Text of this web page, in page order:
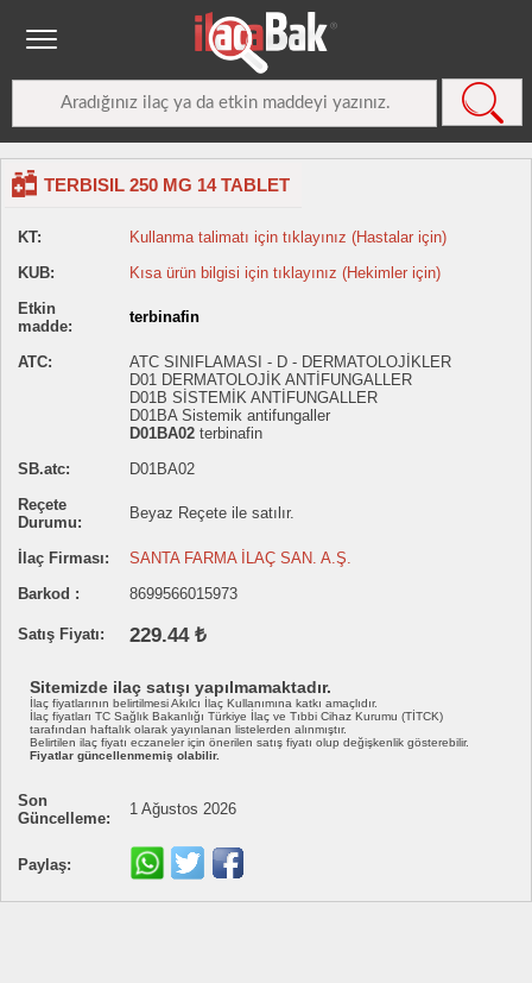
TERBISIL 250 MG 14 TABLET
KT:
Kullanma talimatı için tıklayınız (Hastalar için)
KUB:
Kısa ürün bilgisi için tıklayınız (Hekimler için)
Etkin
madde:
terbinafin
ATC:
ATC SINIFLAMASI - D - DERMATOLOJİKLER
D01 DERMATOLOJİK ANTİFUNGALLER
D01B SİSTEMİK ANTİFUNGALLER
D01BA Sistemik antifungaller
D01BA02 terbinafin
SB.atc:
D01BA02
Reçete
Durumu:
Beyaz Reçete ile satılır.
İlaç Firması:
SANTA FARMA İLAÇ SAN. A.Ş.
Barkod :
8699566015973
Satış Fiyatı: 229.44 ₺
Sitemizde ilaç satışı yapılmamaktadır.
İlaç fiyatlarının belirtilmesi Akılcı İlaç Kullanımına katkı amaçlıdır.
İlaç fiyatları TC Sağlık Bakanlığı Türkiye İlaç ve Tıbbi Cihaz Kurumu (TİTCK)
tarafından haftalık olarak yayınlanan listelerden alınmıştır.
Belirtilen ilaç fiyatı eczaneler için önerilen satış fiyatı olup değişkenlik gösterebilir.
Fiyatlar güncellenmemiş olabilir.
Son
Güncelleme:
1 Ağustos 2026
Paylaş: